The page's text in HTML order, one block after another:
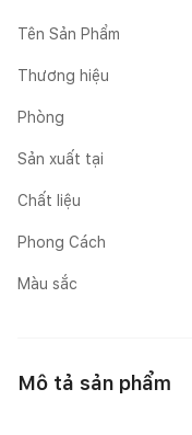
Tên Sản Phẩm
Thương hiệu
Phòng
Sản xuất tại
Chất liệu
Phong Cách
Màu sắc
Mô tả sản phẩm